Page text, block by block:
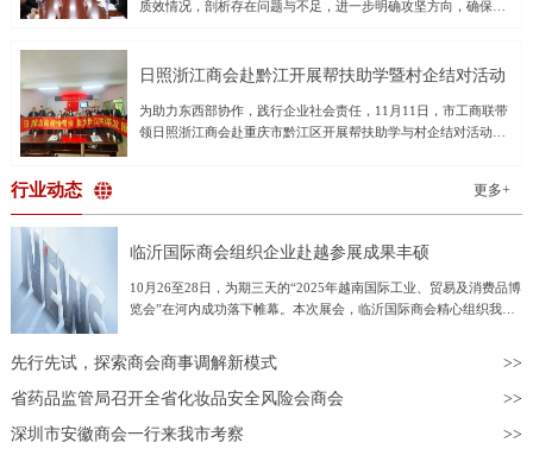
投资中心，重视对中小科技企业的培育；打造内陆制度型的开放
商会
起执法办案的职责使命，全力以赴提升办案质效，打好收官战，
当前我市法院受理案件增长快、存量案件较多、个别质效指标差
于不满意值的工作形势，从横向和纵向对比中找准差距，对照年
度工作要点和任务分工方案，系统梳理工作进度，把握时间窗
理。要不折不扣贯彻立案登记制，在确保案件质量的前提下，提
质效情况，剖析存在问题与不足，进一步明确攻坚方向，确保圆
况，重点分析当前存在的短板弱项，提出针对性工作建议。会议
任，凝聚团队合力清旧存、提质效；二是提高审判效率，进一步
做好繁简分流，严把审限变更关口，加强鉴定等案件督促推进，
段，推动矛盾纠纷高效化解；四是统筹推进各项工作，牢固树
立“一盘棋”思想，加强各部门衔接配合，对照年度重点工作查漏
补缺，确保各项部署落地见效，打好全年工作收官之战。
日照浙江商会赴黔江开展帮扶助学暨村企结对活动
为助力东西部协作，践行企业社会责任，11月11日，市工商联带
领日照浙江商会赴重庆市黔江区开展帮扶助学与村企结对活动。
走访和参观考察的形式，深化了东西部协作与企地交流。日照浙
江商会执行会长施铝锡，黔江区工商联党组书记陈武，党组成
望活动当日，双方首先在正阳街道桐坪社区居委会举行了简洁而
温馨的村企结对仪式。日照浙江商会5家会员企业分别与正阳街道
桐坪社区、白石镇鞍山村、天河村、凤山村、中河村正式建立结
他们的求学压力，激励他们奋发向上。日照浙江商会施会长表
示：“教育是阻断贫困代际传递的根本之策。日照浙江商会始终关
注社会公益，尤其重视教育事业。我们希望通过这次绵薄之力，
为黔江的孩子们点亮一盏希望的灯，帮助他们更好地完成学业，
行业动态 更多+
临沂国际商会组织企业赴越参展成果丰硕
10月26至28日，为期三天的“2025年越南国际工业、贸易及消费品博
览会”在河内成功落下帷幕。本次展会，临沂国际商会精心组织我市
60%，充分展现了临沂商城拓展国际市场的强劲势头与综合实力。本
次临沂参展企业涵盖劳保用品、五金工具、建筑材料、日用百货等多
个优势行业，展品丰富、品类齐全，吸引了大量越南当地企业驻足咨
出浓厚兴趣和高度认可，充分体现了“临沂制造”在东南亚市场的竞争
先行先试，探索商会商事调解新模式
省药品监管局召开全省化妆品安全风险会商会
深圳市安徽商会一行来我市考察